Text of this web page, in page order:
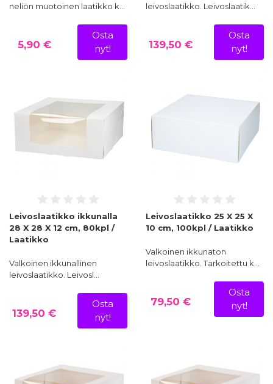
neliön muotoinen laatikko k…
5,90 €
Osta
nyt!
leivoslaatikko. Leivoslaatik…
139,50 €
Osta
nyt!
Leivoslaatikko ikkunalla
28 X 28 X 12 cm, 80kpl /
Laatikko
Valkoinen ikkunallinen
leivoslaatikko. Leivosl…
139,50 €
Osta
nyt!
Leivoslaatikko 25 X 25 X
10 cm, 100kpl / Laatikko
Valkoinen ikkunaton
leivoslaatikko. Tarkoitettu k…
79,50 €
Osta
nyt!